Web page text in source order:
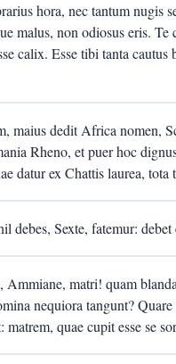
hora, nec tantum nugis
malus, non odiosus eris.
calix. Esse tibi tanta
maius dedit Africa nomen,
Rheno, et puer hoc
datur ex Chattis laurea, tota
debes, Sexte, fatemur:
Ammiane, matri! quam
nequiora tangunt?
quae cupit esse se